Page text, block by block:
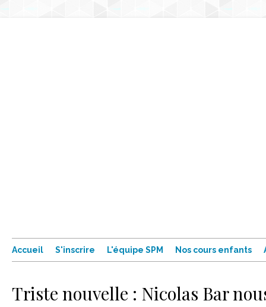
Accueil S'inscrire L'équipe SPM Nos cours enfants
Triste nouvelle : Nicolas Bar